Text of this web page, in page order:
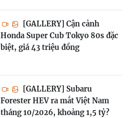
[GALLERY] Cận cảnh
Honda Super Cub Tokyo 80s đặc
biệt, giá 43 triệu đồng
[GALLERY] Subaru
Forester HEV ra mắt Việt Nam
tháng 10/2026, khoảng 1,5 tỷ?